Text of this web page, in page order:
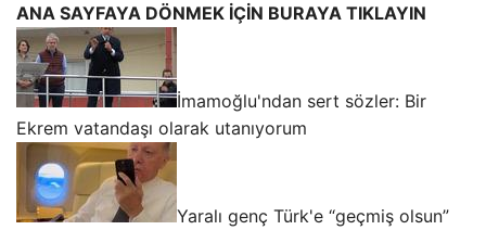
ANA SAYFAYA DÖNMEK İÇİN BURAYA TIKLAYIN
İmamoğlu'ndan sert sözler: Bir
Ekrem vatandaşı olarak utanıyorum
Yaralı genç Türk'e “geçmiş olsun”